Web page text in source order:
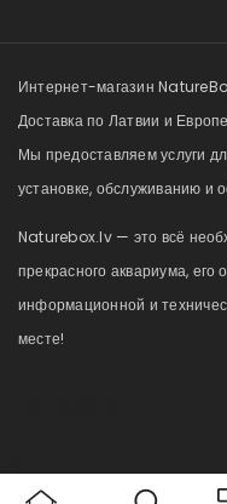
Интернет-магазин
Доставка по Латвии и Европе
Мы предоставляем услуги
установке, обслуживанию и
Naturebox.lv — это всё
прекрасного аквариума,
информационной и
месте!